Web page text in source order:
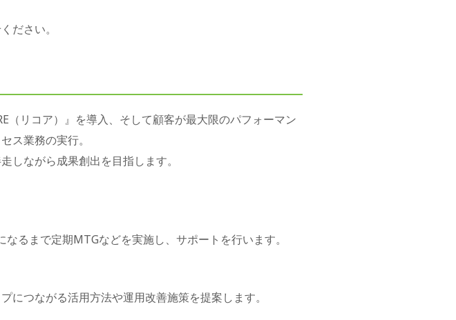
ださい。
（リコア）』を導入、そして顧客が最大限のパフォーマン
ス業務の実行。
しながら成果創出を目指します。
るまで定期MTGなどを実施し、サポートを行います。
につながる活用方法や運用改善施策を提案します。